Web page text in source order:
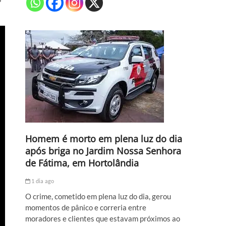
Homem é morto em plena luz do dia
após briga no Jardim Nossa Senhora
de Fátima, em Hortolândia
1 dia ago
O crime, cometido em plena luz do dia, gerou
momentos de pânico e correria entre
moradores e clientes que estavam próximos ao